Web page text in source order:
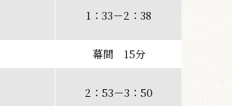
1：33－2：38
幕間 15分
2：53－3：50